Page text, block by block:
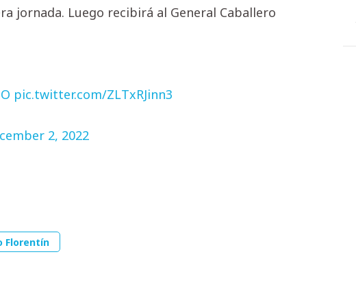
jornada. Luego recibirá al General Caballero
pic.twitter.com/ZLTxRJinn3
2, 2022
Florentín